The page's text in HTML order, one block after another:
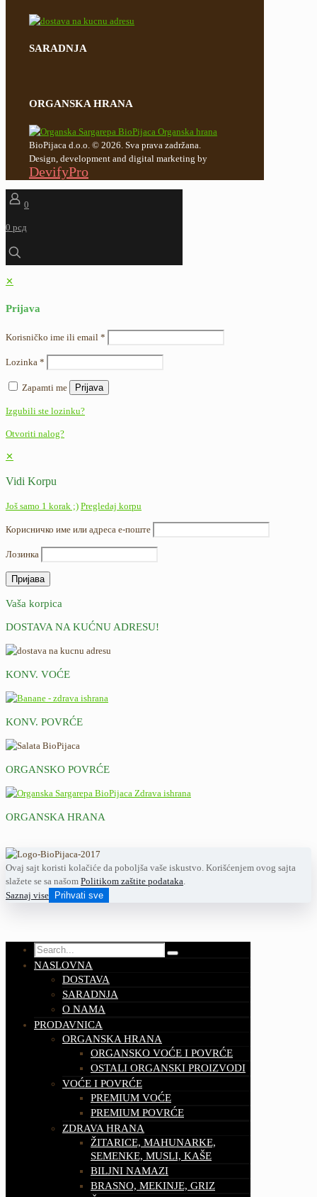
SARADNJA
ORGANSKA HRANA
BioPijaca d.o.o. © 2026. Sva prava zadržana.
Design, development and digital marketing by
DevifyPro
0
0 рсд
✕
Prijava
Korisničko ime ili email *
Lozinka *
Zapamti me Prijava
Izgubili ste lozinku?
Otvoriti nalog?
✕
Vidi Korpu
Još samo 1 korak ;) Pregledaj korpu
Корисничко име или адреса е-поште
Лозинка
Vaša korpica
DOSTAVA NA KUĆNU ADRESU!
KONV. VOĆE
KONV. POVRĆE
ORGANSKO POVRĆE
ORGANSKA HRANA
Ovaj sajt koristi kolačiće da poboljša vaše iskustvo. Korišćenjem ovog sajta
slažete se sa našom Politikom zaštite podataka
Saznaj vise Prihvati sve
NASLOVNA
DOSTAVA
SARADNJA
O NAMA
PRODAVNICA
ORGANSKA HRANA
ORGANSKO VOĆE I POVRĆE
OSTALI ORGANSKI PROIZVODI
VOĆE I POVRĆE
PREMIUM VOĆE
PREMIUM POVRĆE
ZDRAVA HRANA
ŽITARICE, MAHUNARKE,
SEMENKE, MUSLI, KAŠE
BILJNI NAMAZI
BRASNO, MEKINJE, GRIZ